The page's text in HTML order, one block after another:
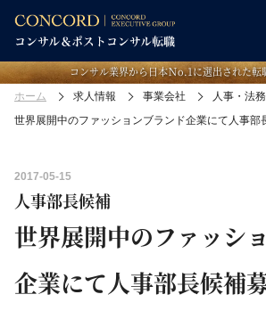
コンサル業界から日本Ｎo.1に選出された転
ホーム 求人情報 事業会社
人事・法
世界展開中のファッションブランド企業にて人事部
2017-05-15
人事部長候補
世界展開中のファッシ
企業にて人事部長候補